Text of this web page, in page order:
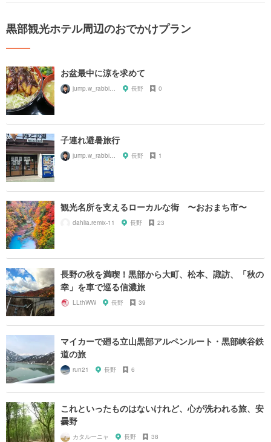
黒部観光ホテル周辺のおでかけプラン
お盆最中に涼を求めて
長野 0
子連れ避暑旅行
長野 1
観光名所を支えるローカルな街 〜おおまち市〜
dahlia.remix-11 長野 23
長野の秋を満喫！黒部から大町、松本、諏訪、「秋の
幸」を車で巡る信濃旅
LLthWW 長野 39
マイカーで廻る立山黒部アルペンルート・黒部峡谷鉄
道の旅
run21 長野 6
これといったものはないけれど、心が洗われる旅、安
曇野
カタルーニャ 長野 38